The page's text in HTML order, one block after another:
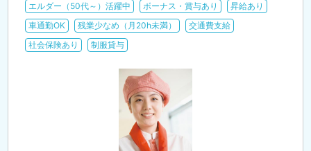
エルダー（50代～）活躍中
ボーナス・賞与あり
昇給あり
車通勤OK
残業少なめ（月20h未満）
交通費支給
社会保険あり
制服貸与